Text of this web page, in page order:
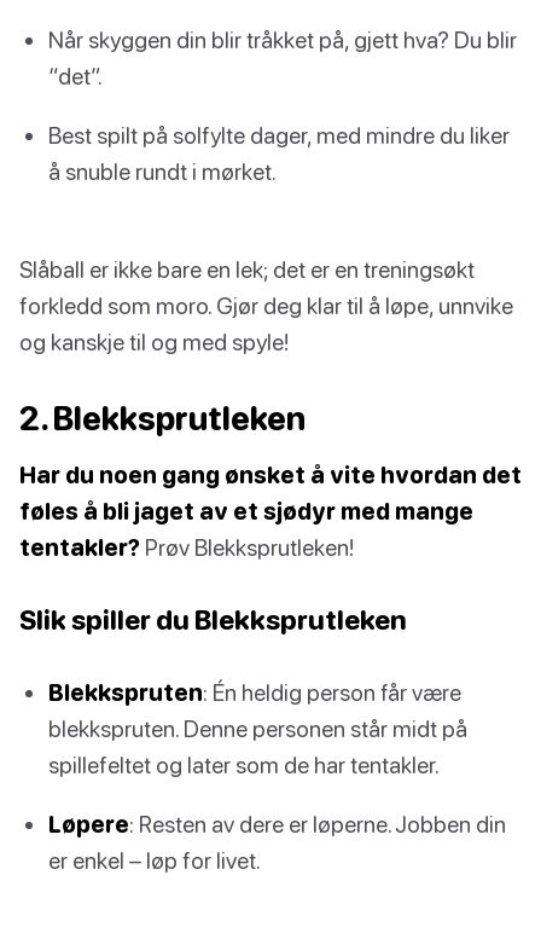
Når skyggen din blir tråkket på, gjett hva? Du blir
“det”.
Best spilt på solfylte dager, med mindre du liker
å snuble rundt i mørket.
Slåball er ikke bare en lek; det er en treningsøkt
forkledd som moro. Gjør deg klar til å løpe, unnvike
og kanskje til og med spyle!
2. Blekksprutleken
Har du noen gang ønsket å vite hvordan det
føles å bli jaget av et sjødyr med mange
tentakler? Prøv Blekksprutleken!
Slik spiller du Blekksprutleken
Blekkspruten: Én heldig person får være
blekkspruten. Denne personen står midt på
spillefeltet og later som de har tentakler.
Løpere: Resten av dere er løperne. Jobben din
er enkel – løp for livet.